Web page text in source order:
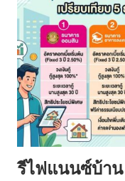
รีไฟแนนซ์บ้าน